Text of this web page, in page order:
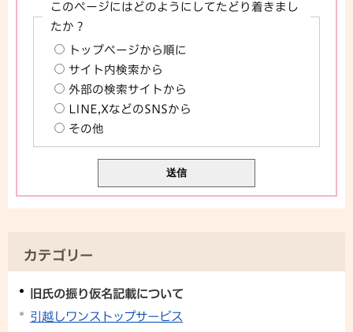
このページにはどのようにしてたどり着きまし
たか？
トップページから順に
サイト内検索から
外部の検索サイトから
LINE,XなどのSNSから
その他
カテゴリー
旧氏の振り仮名記載について
引越しワンストップサービス